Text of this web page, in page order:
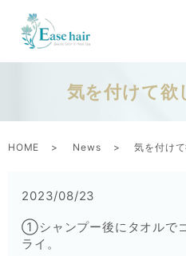
気を付けて欲
HOME News 気を付け
2023/08/23
①シャンプー後にタオルで
ライ。